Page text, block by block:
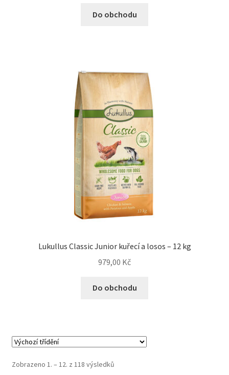
Do obchodu
Lukullus Classic Junior kuřecí a losos – 12 kg
979,00 Kč
Do obchodu
Zobrazeno 1. – 12. z 118 výsledků